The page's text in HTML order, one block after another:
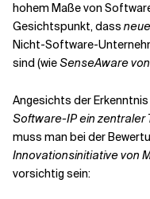
hohem Maße von
Gesichtspunkt, dass
Nicht-Software-
sind (wieSenseAware
Angesichts der
Software-IP ein zentraler
muss man bei der
Innovationsinitiative von
vorsichtig sein: